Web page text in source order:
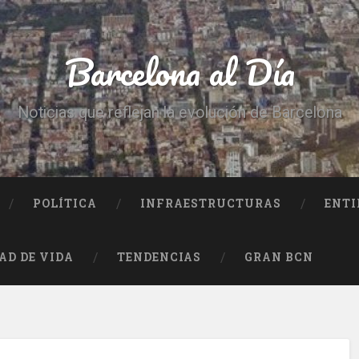
Barcelona al Día
Noticias que reflejan la evolución de Barcelona
POLÍTICA INFRAESTRUCTURAS
DE VIDA TENDENCIAS GRAN BCN